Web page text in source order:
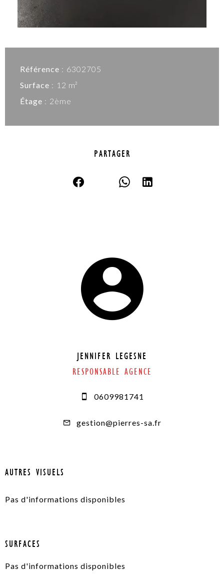
Référence
6302705
Surface
12 m²
Étage
2ème
PARTAGER
JENNIFER LEGESNE
RESPONSABLE AGENCE
0609981741
gestion@pierres-sa.fr
AUTRES VISUELS
Pas d'informations disponibles
SURFACES
Pas d'informations disponibles